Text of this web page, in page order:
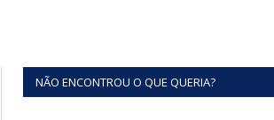
NÃO ENCONTROU O QUE QUERIA?